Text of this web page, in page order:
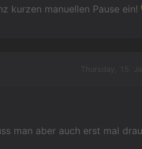
kurzen manuellen Pause ein!
man aber auch erst mal